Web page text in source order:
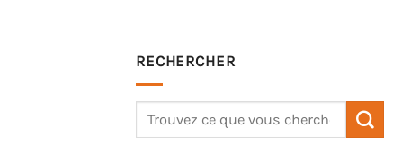
RECHERCHER